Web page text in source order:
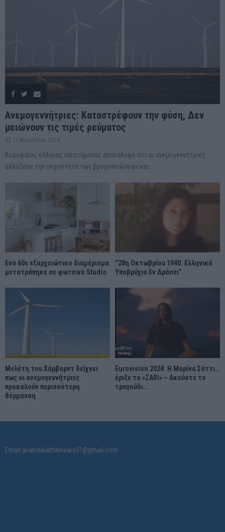
Ανεμογεννήτριες: Καταστρέφουν την φύση, Δεν
μειώνουν τις τιμές ρεύματος
17 Αυγούστου 2024
Κορυφαίος έλληνας επιστήμονας αποκάλυψε ότι οι ανεμογεννήτριες
αλλάζουν την συχνότητα των βροχοπτώσεων και...
Ένα 60s εξαρχειώτικο διαμέρισμα
μετατράπηκε σε φωτεινό Studio
“28η Οκτωβρίου 1940: Ελληνικά
Υποβρύχια Εν Δράσει”
Μελέτη του Χάρβαρντ δείχνει
πως οι ανεμογεννήτριες
προκαλούν περισσότερη
θέρμανση
Eurovision 2024: Η Μαρίνα Σάττι…
έριξε το «ZARI» – Ακούστε το
τραγούδι...
Email:anatolikiattikinews01@gmail.com